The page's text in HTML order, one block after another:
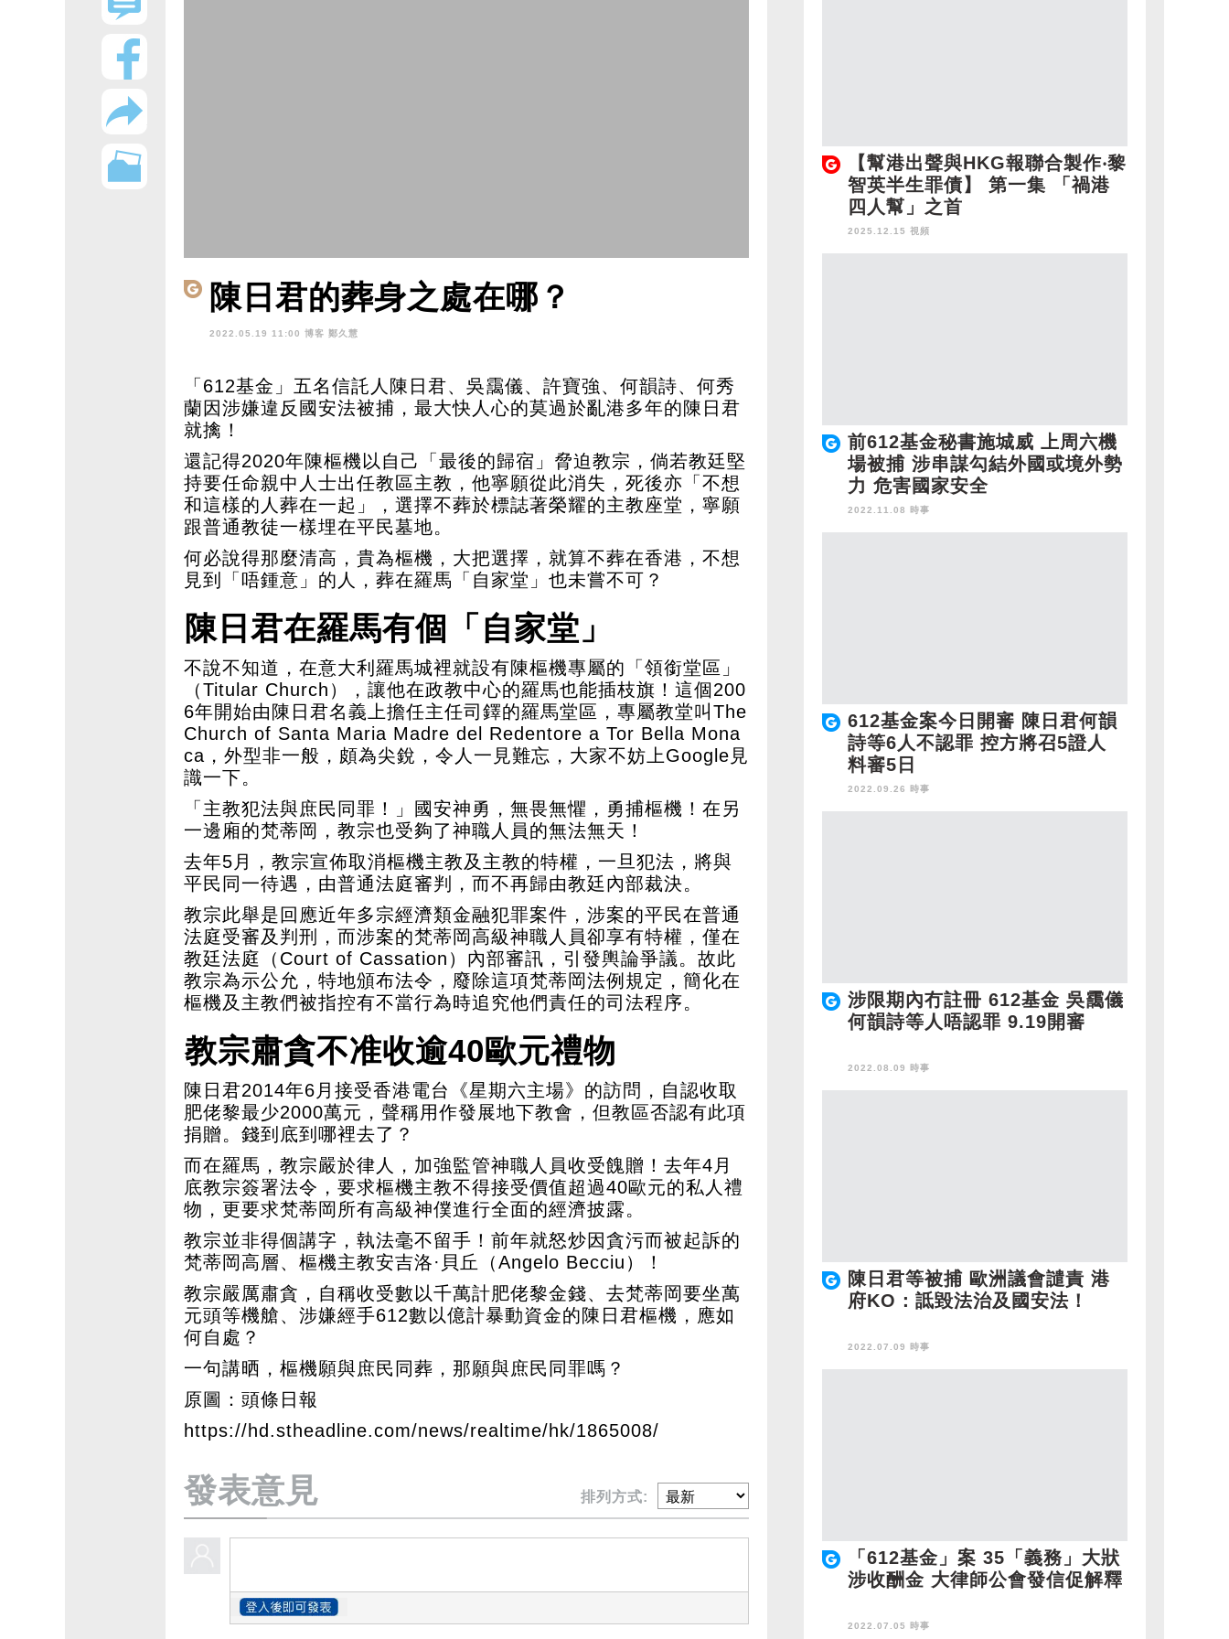
陳日君的葬身之處在哪？
2022.05.19 11:00 博客 鄭久慧
「612基金」五名信託人陳日君、吳靄儀、許寶強、何韻詩、何秀
蘭因涉嫌違反國安法被捕，最大快人心的莫過於亂港多年的陳日君
就擒！
還記得2020年陳樞機以自己「最後的歸宿」脅迫教宗，倘若教廷堅
持要任命親中人士出任教區主教，他寧願從此消失，死後亦「不想
和這樣的人葬在一起」，選擇不葬於標誌著榮耀的主教座堂，寧願
跟普通教徒一樣埋在平民墓地。
何必說得那麼清高，貴為樞機，大把選擇，就算不葬在香港，不想
見到「唔鍾意」的人，葬在羅馬「自家堂」也未嘗不可？
陳日君在羅馬有個「自家堂」
不說不知道，在意大利羅馬城裡就設有陳樞機專屬的「領銜堂區」
（Titular Church），讓他在政教中心的羅馬也能插枝旗！這個200
6年開始由陳日君名義上擔任主任司鐸的羅馬堂區，專屬教堂叫The
Church of Santa Maria Madre del Redentore a Tor Bella Mona
ca，外型非一般，頗為尖銳，令人一見難忘，大家不妨上Google見
識一下。
「主教犯法與庶民同罪！」國安神勇，無畏無懼，勇捕樞機！在另
一邊廂的梵蒂岡，教宗也受夠了神職人員的無法無天！
去年5月，教宗宣佈取消樞機主教及主教的特權，一旦犯法，將與
平民同一待遇，由普通法庭審判，而不再歸由教廷內部裁決。
教宗此舉是回應近年多宗經濟類金融犯罪案件，涉案的平民在普通
法庭受審及判刑，而涉案的梵蒂岡高級神職人員卻享有特權，僅在
教廷法庭（Court of Cassation）內部審訊，引發輿論爭議。故此
教宗為示公允，特地頒布法令，廢除這項梵蒂岡法例規定，簡化在
樞機及主教們被指控有不當行為時追究他們責任的司法程序。
教宗肅貪不准收逾40歐元禮物
陳日君2014年6月接受香港電台《星期六主場》的訪問，自認收取
肥佬黎最少2000萬元，聲稱用作發展地下教會，但教區否認有此項
捐贈。錢到底到哪裡去了？
而在羅馬，教宗嚴於律人，加強監管神職人員收受餽贈！去年4月
底教宗簽署法令，要求樞機主教不得接受價值超過40歐元的私人禮
物，更要求梵蒂岡所有高級神僕進行全面的經濟披露。
教宗並非得個講字，執法毫不留手！前年就怒炒因貪污而被起訴的
梵蒂岡高層、樞機主教安吉洛·貝丘（Angelo Becciu）！
教宗嚴厲肅貪，自稱收受數以千萬計肥佬黎金錢、去梵蒂岡要坐萬
元頭等機艙、涉嫌經手612數以億計暴動資金的陳日君樞機，應如
何自處？
一句講晒，樞機願與庶民同葬，那願與庶民同罪嗎？
原圖：頭條日報
https://hd.stheadline.com/news/realtime/hk/1865008/
發表意見 排列方式:
【幫港出聲與HKG報聯合製作‧黎
智英半生罪債】 第一集 「禍港
四人幫」之首
2025.12.15 視頻
前612基金秘書施城威 上周六機
場被捕 涉串謀勾結外國或境外勢
力 危害國家安全
2022.11.08 時事
612基金案今日開審 陳日君何韻
詩等6人不認罪 控方將召5證人
料審5日
2022.09.26 時事
涉限期內冇註冊 612基金 吳靄儀
何韻詩等人唔認罪 9.19開審
2022.08.09 時事
陳日君等被捕 歐洲議會譴責 港
府KO：詆毀法治及國安法！
2022.07.09 時事
「612基金」案 35「義務」大狀
涉收酬金 大律師公會發信促解釋
2022.07.05 時事